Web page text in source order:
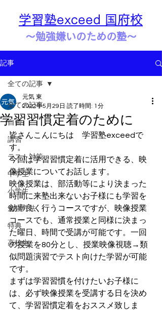
学習塾exceed 国府校
​​～勉強嫌いのための塾～
記事
全ての記事
自習
講習
テスト対策
中学生
小学生
勉強方法
特典
高校生
全ての記事
学習習慣定着のために
元気 東
2022年5月29日 読了時間: 1分
皆さんこんにちは　学習塾exceedで
す。
今回は学習習慣定着に活用できる、映
像授業についてお話します。
映像授業は、部活動等により決まった
時間に来塾出来ないお子様にも学習を
効率良く行うコースですが、映像授業
コースでも、通常授業と同様に決まっ
た曜日、時間で受講が可能です。一回
の授業を80分とし、授業映像視聴→類
似問題演習でテスト向けた学習が可能
です。
まずは学習習慣を付けたいお子様に
は、必ず映像授業を受講する日を決め
て、学習習慣定着をおススメ致しま